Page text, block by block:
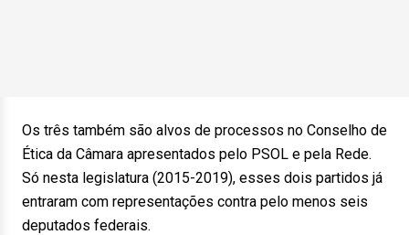
Os três também são alvos de processos no Conselho de
Ética da Câmara apresentados pelo PSOL e pela Rede.
Só nesta legislatura (2015-2019), esses dois partidos já
entraram com representações contra pelo menos seis
deputados federais.